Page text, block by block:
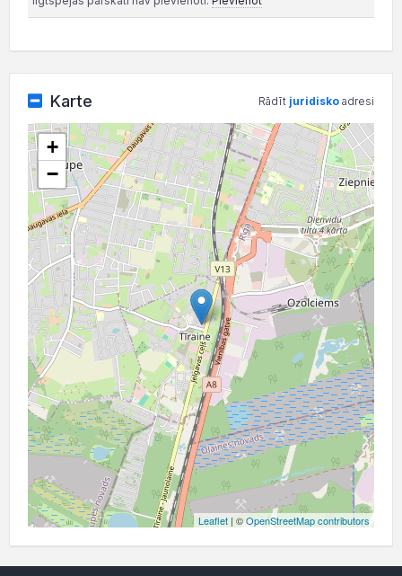
Karte Rādīt juridisko adresi
+
−
Leaflet | ©OpenStreetMap contributors